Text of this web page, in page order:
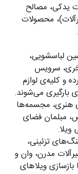
یدکی، مصالح
محصولات
لباسشویی،
سرویس
و کلیه‌ی لوازم
بارگیری می‌شوند.
هنری، مجسمه‌ها
مبلمان فضای
ویلا.
تزئینی،
مدرن، وان و
ویلاهای